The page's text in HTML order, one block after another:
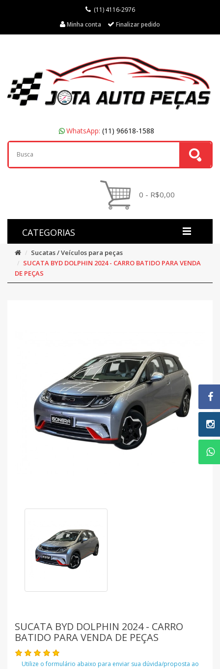
(11) 4116-2976
Minha conta
Finalizar pedido
WhatsApp: (11) 96618-1588
0 - R$0,00
CATEGORIAS
Sucatas / Veículos para peças
SUCATA BYD DOLPHIN 2024 - CARRO BATIDO PARA VENDA
DE PEÇAS
SUCATA BYD DOLPHIN 2024 - CARRO
BATIDO PARA VENDA DE PEÇAS
Utilize o formulário abaixo para enviar sua dúvida/proposta ao